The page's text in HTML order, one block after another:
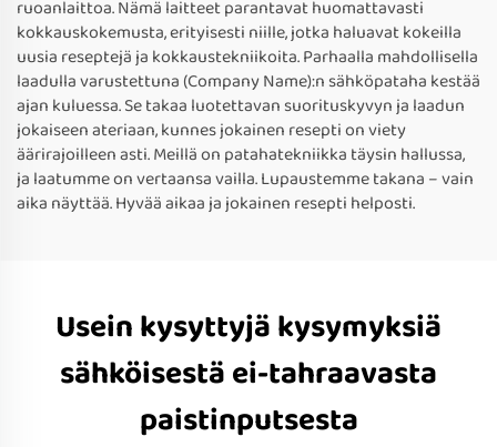
ruoanlaittoa. Nämä laitteet parantavat huomattavasti
kokkauskokemusta, erityisesti niille, jotka haluavat kokeilla
uusia reseptejä ja kokkaustekniikoita. Parhaalla mahdollisella
laadulla varustettuna (Company Name):n sähköpataha kestää
ajan kuluessa. Se takaa luotettavan suorituskyvyn ja laadun
jokaiseen ateriaan, kunnes jokainen resepti on viety
äärirajoilleen asti. Meillä on patahatekniikka täysin hallussa,
ja laatumme on vertaansa vailla. Lupaustemme takana – vain
aika näyttää. Hyvää aikaa ja jokainen resepti helposti.
Usein kysyttyjä kysymyksiä
sähköisestä ei-tahraavasta
paistinputsesta